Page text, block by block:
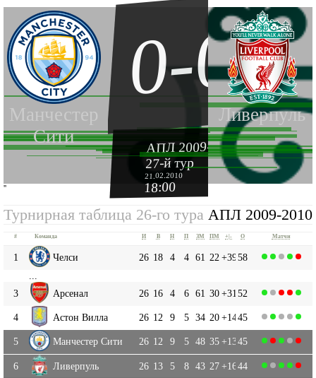
Манчестер
Сити
Ливерпуль
0-0
АПЛ 2009-2010
27-й тур
21.02.2010
18:00
''
Турнирная таблица 26-го тура АПЛ 2009-2010
# Команда И В Н П ЗМ ПМ +|- О Матчи
1 Челси 26 18 4 4 61 22 +3958
3
Арсенал 26 16 4 6 61 30+3152
4 Астон Вилла 26 12 9 5 34 20+1445
5 Манчестер Сити 26 12 9 5 48 35+1345
6 Ливерпуль 26 13 5 8 43 27+1644